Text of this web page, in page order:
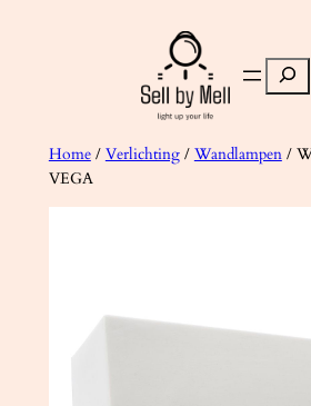
Home/ Verlichting/ Wandlampen/
VEGA